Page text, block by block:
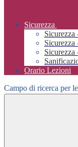
Sicurezza
Sicurezza
Orario Lezioni
Campo di ricerca per